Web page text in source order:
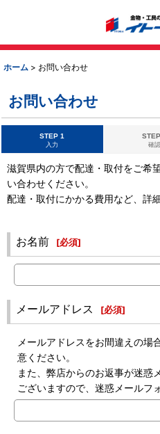
ホーム > お問い合わせ
お問い合わせ
STEP 1
入力
確認
滋賀県内の方で配達・取付をご希
い合わせください。
配達・取付にかかる費用など、詳
お名前 [必須]
メールアドレス [必須]
メールアドレスをお間違えの場
意ください。
また、弊店からのお返事が迷惑
ございますので、迷惑メールフ